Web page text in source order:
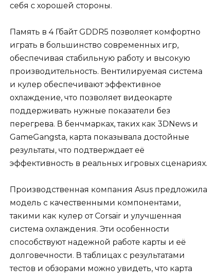
себя с хорошей стороны.
Память в 4 Гбайт GDDR5 позволяет комфортно
играть в большинство современных игр,
обеспечивая стабильную работу и высокую
производительность. Вентилируемая система
и кулер обеспечивают эффективное
охлаждение, что позволяет видеокарте
поддерживать нужные показатели без
перегрева. В бенчмарках, таких как 3DNews и
GameGangsta, карта показывала достойные
результаты, что подтверждает её
эффективность в реальных игровых сценариях.
Производственная компания Asus предложила
модель с качественными компонентами,
такими как кулер от Corsair и улучшенная
система охлаждения. Эти особенности
способствуют надежной работе карты и её
долговечности. В таблицах с результатами
тестов и обзорами можно увидеть, что карта